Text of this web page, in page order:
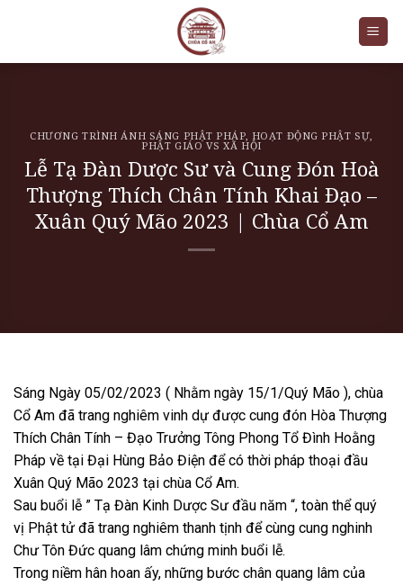
CHƯƠNG TRÌNH ÁNH SÁNG PHẬT PHÁP, HOẠT ĐỘNG PHẬT SỰ,
PHẬT GIÁO VS XÃ HỘI
Lễ Tạ Đàn Dược Sư và Cung Đón Hoà
Thượng Thích Chân Tính Khai Đạo –
Xuân Quý Mão 2023 | Chùa Cổ Am
Sáng Ngày 05/02/2023 ( Nhằm ngày 15/1/Quý Mão ), chùa
Cổ Am đã trang nghiêm vinh dự được cung đón Hòa Thượng
Thích Chân Tính – Đạo Trưởng Tông Phong Tổ Đình Hoằng
Pháp về tại Đại Hùng Bảo Điện để có thời pháp thoại đầu
Xuân Quý Mão 2023 tại chùa Cổ Am.
Sau buổi lễ ” Tạ Đàn Kinh Dược Sư đầu năm “, toàn thể quý
vị Phật tử đã trang nghiêm thanh tịnh để cùng cung nghinh
Chư Tôn Đức quang lâm chứng minh buổi lễ.
Trong niềm hân hoan ấy, những bước chân quang lâm của